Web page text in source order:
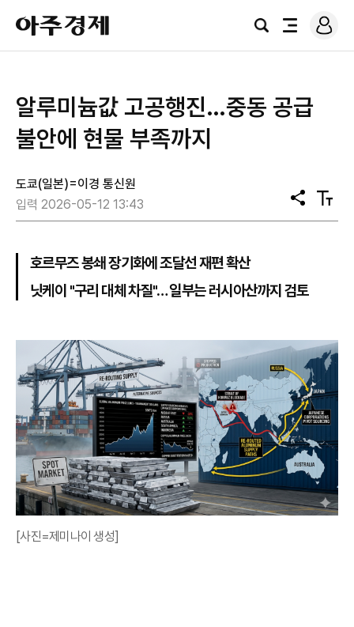
아
주
경
검
전
로
그
알루미늄값 고공행진…중동 공급
불안에 현물 부족까지
도쿄(일본)=이경 통신원
입력 2026-05-12 13:43
공
유
텍
스
호르무즈 봉쇄 장기화에 조달선 재편 확산
닛케이 "구리 대체 차질"… 일부는 러시아산까지 검토
[사진=제미나이 생성]